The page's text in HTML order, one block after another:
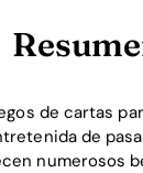
de cartas
de
numerosos